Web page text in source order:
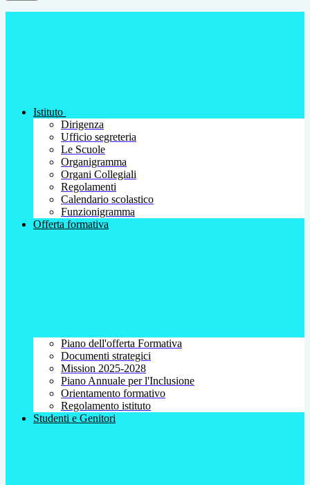
Istituto
Dirigenza
Ufficio segreteria
Le Scuole
Organigramma
Organi Collegiali
Regolamenti
Calendario scolastico
Funzionigramma
Offerta formativa
Piano dell'offerta Formativa
Documenti strategici
Mission 2025-2028
Piano Annuale per l'Inclusione
Orientamento formativo
Regolamento istituto
Studenti e Genitori